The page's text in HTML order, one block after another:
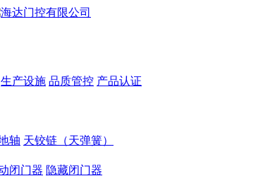
生产设施 品质管控 产品认证
轴 天铰链（天弹簧）
闭门器 隐藏闭门器